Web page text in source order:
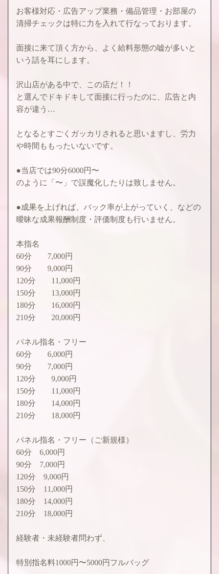
お客様対応・広告アップ業務・備品管理・お部屋の
清掃チェックは特に力を入れて行なっております。
面接に来て頂く方から、よく給料形態の嘘が多いと
いう話を耳にします。
沢山店がある中で、この店だ！！
と選んでドキドキして面接に行ったのに、広告と内
容が違う…
となるとすごくガッカリされると思いますし、労力
や時間ももったいないです。
●当店では90分6000円〜
のように「〜」で誤魔化したりは致しません。
●成果を上げれば、バック率が上がっていく、などの
曖昧な成果報酬制度・評価制度も行いません。
本指名
60分 7,000円
90分 9,000円
120分 11,000円
150分 13,000円
180分 16,000円
210分 20,000円
パネル指名・フリー
60分 6,000円
90分 7,000円
120分 9,000円
150分 11,000円
180分 14,000円
210分 18,000円
パネル指名・フリー（ご新規様）
60分 6,000円
90分 7,000円
120分 9,000円
150分 11,000円
180分 14,000円
210分 18,000円
経験者・未経験者問わず、
特別指名料1000円〜5000円フルバッグ